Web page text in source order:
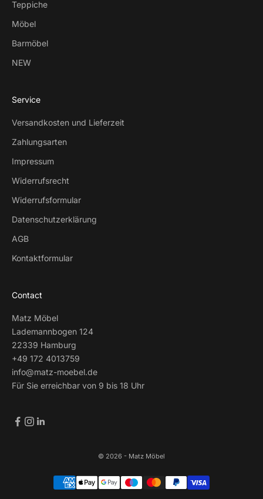
Teppiche
Möbel
Barmöbel
NEW
Service
Versandkosten und Lieferzeit
Zahlungsarten
Impressum
Widerrufsrecht
Widerrufsformular
Datenschutzerklärung
AGB
Kontaktformular
Contact
Matz Möbel
Lademannbogen 124
22339 Hamburg
+49 172 4013759
info@matz-moebel.de
Für Sie erreichbar von 9 bis 18 Uhr
© 2026 - Matz Möbel